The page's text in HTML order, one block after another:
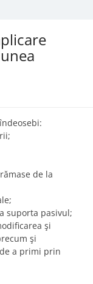
de la
suporta pasivul;
şi
şi
a primi prin